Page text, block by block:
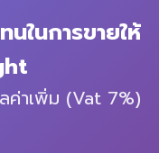
ในการขายให้
ค่าเพิ่ม (Vat 7%)